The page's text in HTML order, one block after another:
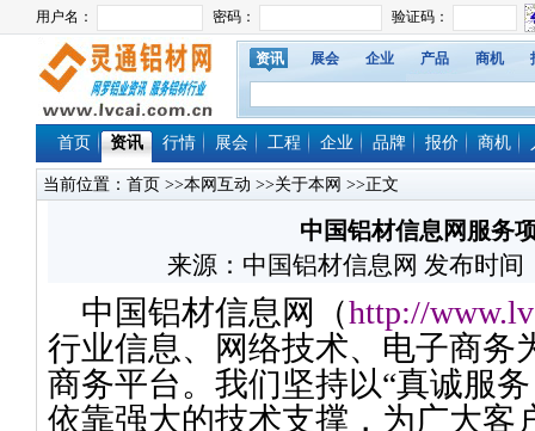
资讯 展会 企业 产品 商机
首页 资讯 行情 展会 工程 企业 品牌 报价 商机
当前位置： 首页 >>本网互动 >>关于本网 >>正文
中国铝材信息网服务
来源：中国铝材信息网 发布时间
中国铝材信息网（http://
行业信息、网络技术、电子商务
商务平台。我们坚持以“真诚服
依靠强大的技术支撑，为广大客